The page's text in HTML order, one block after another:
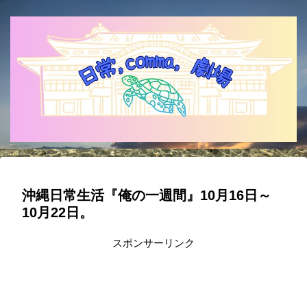
沖縄日常生活『俺の一週間』10月16日～
10月22日。
スポンサーリンク